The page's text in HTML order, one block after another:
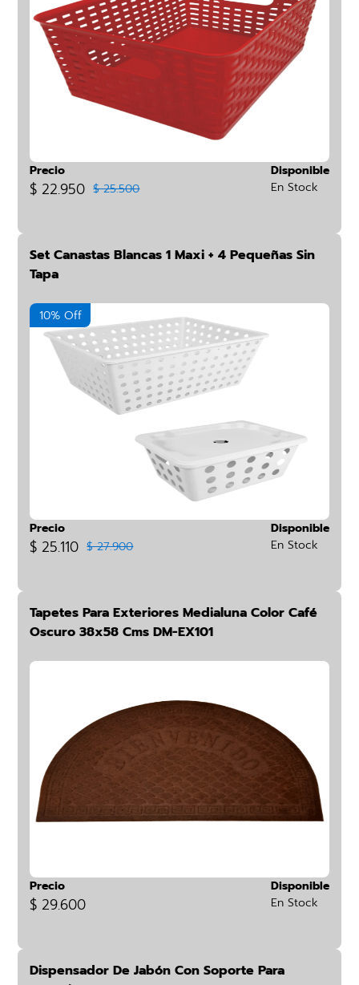
Precio
$ 22.950 $ 25.500
Disponible
En Stock
Set Canastas Blancas 1 Maxi + 4 Pequeñas Sin
Tapa
10% Off
Precio
$ 25.110 $ 27.900
Disponible
En Stock
Tapetes Para Exteriores Medialuna Color Café
Oscuro 38x58 Cms DM-EX101
Precio
$ 29.600
Disponible
En Stock
Dispensador De Jabón Con Soporte Para